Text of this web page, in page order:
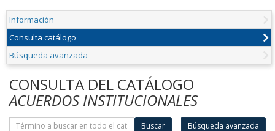
Información
Consulta catálogo
Búsqueda avanzada
CONSULTA DEL CATÁLOGO
ACUERDOS INSTITUCIONALES
Buscar Búsqueda avanzada